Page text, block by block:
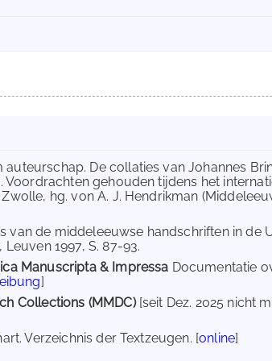
auteurschap. De collaties van Johannes
Voordrachten gehouden tijdens het
hg. von A. J. Hendrikman
van de middeleeuwse handschriften in de
1997, S. 87-93.
Manuscripta & Impressa Documentatie
]
Collections (MMDC)[seit Dez. 2025 nicht
Verzeichnis der Textzeugen. [online]